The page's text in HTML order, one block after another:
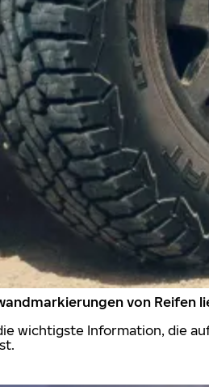
von Reifen
wichtigste Information, die